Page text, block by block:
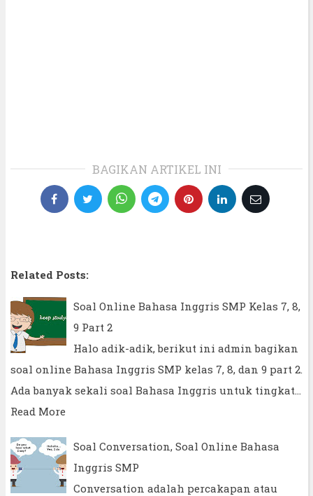
BAGIKAN ARTIKEL INI
Related Posts:
Soal Online Bahasa Inggris SMP Kelas 7, 8,
9 Part 2
Halo adik-adik, berikut ini admin bagikan
soal online Bahasa Inggris SMP kelas 7, 8, dan 9 part 2.
Ada banyak sekali soal Bahasa Inggris untuk tingkat…
Read More
Soal Conversation, Soal Online Bahasa
Inggris SMP
Conversation adalah percakapan atau